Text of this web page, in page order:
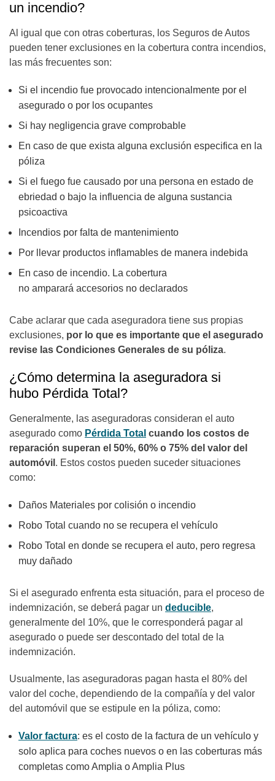
un incendio?
Al igual que con otras coberturas, los Seguros de Autos
pueden tener exclusiones en la cobertura contra incendios,
las más frecuentes son:
Si el incendio fue provocado intencionalmente por el
asegurado o por los ocupantes
Si hay negligencia grave comprobable
En caso de que exista alguna exclusión especifica en la
póliza
Si el fuego fue causado por una persona en estado de
ebriedad o bajo la influencia de alguna sustancia
psicoactiva
Incendios por falta de mantenimiento
Por llevar productos inflamables de manera indebida
En caso de incendio. La cobertura
no amparará accesorios no declarados
Cabe aclarar que cada aseguradora tiene sus propias
exclusiones, por lo que es importante que el asegurado
revise las Condiciones Generales de su póliza.
¿Cómo determina la aseguradora si
hubo Pérdida Total?
Generalmente, las aseguradoras consideran el auto
asegurado como Pérdida Total cuando los costos de
reparación superan el 50%, 60% o 75% del valor del
automóvil . Estos costos pueden suceder situaciones
como:
Daños Materiales por colisión o incendio
Robo Total cuando no se recupera el vehículo
Robo Total en donde se recupera el auto, pero regresa
muy dañado
Si el asegurado enfrenta esta situación, para el proceso de
indemnización, se deberá pagar un deducible,
generalmente del 10%, que le corresponderá pagar al
asegurado o puede ser descontado del total de la
indemnización.
Usualmente, las aseguradoras pagan hasta el 80% del
valor del coche, dependiendo de la compañía y del valor
del automóvil que se estipule en la póliza, como:
Valor factura: es el costo de la factura de un vehículo y
solo aplica para coches nuevos o en las coberturas más
completas como Amplia o Amplia Plus